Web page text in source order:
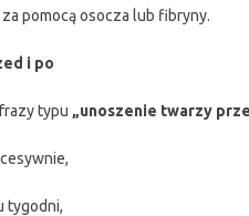
pomocą osocza lub fibryny.
i po
typu „unoszenie twarzy
tygodni,